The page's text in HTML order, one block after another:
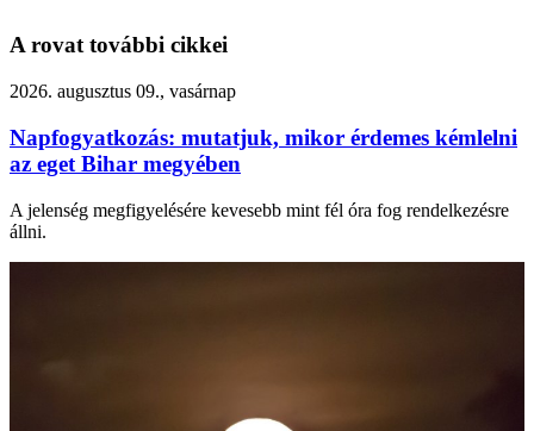
A rovat további cikkei
2026. augusztus 09., vasárnap
Napfogyatkozás: mutatjuk, mikor érdemes kémlelni
az eget Bihar megyében
A jelenség megfigyelésére kevesebb mint fél óra fog rendelkezésre
állni.